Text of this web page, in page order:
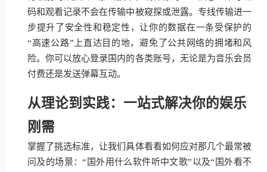
码和观看记录不会在传输中被窥探或泄露。专线传输进一
步提升了安全性和稳定性，让你的数据在一条受保护的
“高速公路”上直达目的地，避免了公共网络的拥堵和风
险。你可以放心登录国内的各类账号，无论是为音乐会员
付费还是发送弹幕互动。
从理论到实践：一站式解决你的娱乐
刚需
掌握了挑选标准，让我们具体看看如何应对那几个最常被
问及的场景：“国外用什么软件听中文歌”以及“国外看不